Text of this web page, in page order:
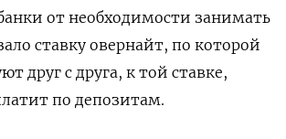
от необходимости занимать
ставку овернайт, по которой
друг с друга, к той ставке,
по депозитам.